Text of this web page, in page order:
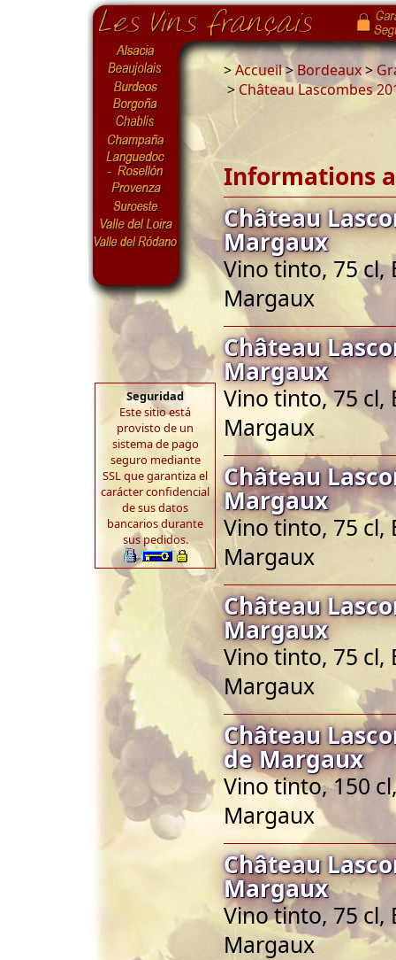
Seguridad
Este sitio está
provisto de un
sistema de pago
seguro mediante
SSL que garantiza el
carácter confidencial
de sus datos
bancarios durante
sus pedidos.
>Accueil>Bordeaux>
> Château Lascombes
Informations
Château
Margaux
Vino tinto, 75 cl,
Margaux
Château
Margaux
Vino tinto, 75 cl,
Margaux
Château
Margaux
Vino tinto, 75 cl,
Margaux
Château
Margaux
Vino tinto, 75 cl,
Margaux
Château
de Margaux
Vino tinto, 150
Margaux
Château
Margaux
Vino tinto, 75 cl,
Margaux